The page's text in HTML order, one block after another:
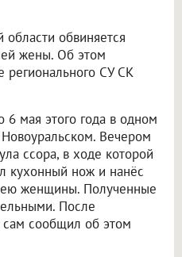
обвиняется
жены. Об этом
регионального СУ СК
мая этого года в одном
Вечером
ссора, в ходе которой
кухонный нож и нанёс
женщины. Полученные
После
сам сообщил об этом